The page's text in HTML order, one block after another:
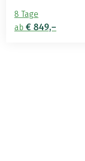
8 Tage
ab € 849,–